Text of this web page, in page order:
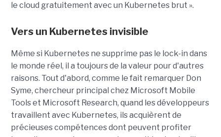
le cloud gratuitement avec un Kubernetes brut ».
Vers un Kubernetes invisible
Même si Kubernetes ne supprime pas le lock-in dans
le monde réel, il a toujours de la valeur pour d'autres
raisons. Tout d'abord, comme le fait remarquer Don
Syme, chercheur principal chez Microsoft Mobile
Tools et Microsoft Research, quand les développeurs
travaillent avec Kubernetes, ils acquièrent de
précieuses compétences dont peuvent profiter